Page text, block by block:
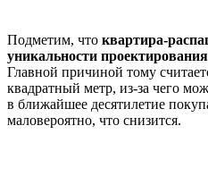
Подметим, что квартира-
уникальности
Главной причиной тому
квадратный метр, из-за чего
в ближайшее десятилетие
маловероятно, что снизится.